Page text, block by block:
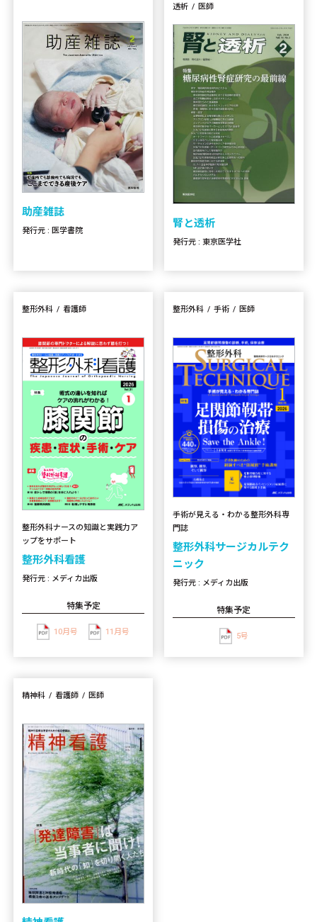
助産雑誌
発行元 : 医学書院
透析
医師
腎と透析
発行元 : 東京医学社
整形外科 看護師
整形外科ナースの知識と実践力ア
ップをサポート
整形外科看護
発行元 : メディカ出版
特集予定
10月号 11月号
整形外科 手術 医師
手術が見える・わかる整形外科専
門誌
整形外科サージカルテク
ニック
発行元 : メディカ出版
特集予定
5号
精神科 看護師 医師